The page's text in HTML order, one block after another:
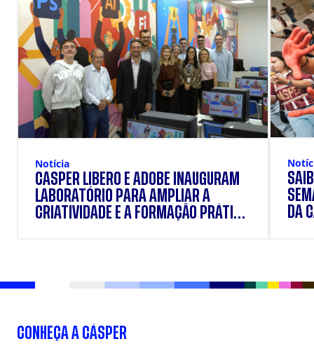
Notícia
CÁSPER LÍBERO E ADOBE INAUGURAM
LABORATÓRIO PARA AMPLIAR A
CRIATIVIDADE E A FORMAÇÃO PRÁTICA
DA
CONHEÇA A CÁSPER